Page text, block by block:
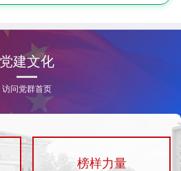
党建文化
访问党群首页
榜样力量